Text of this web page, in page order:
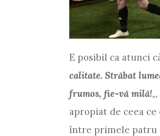
E posibil ca atunci
calitate. Străbat
frumos, fie-vă milă!„,
apropiat de ceea
între primele patru